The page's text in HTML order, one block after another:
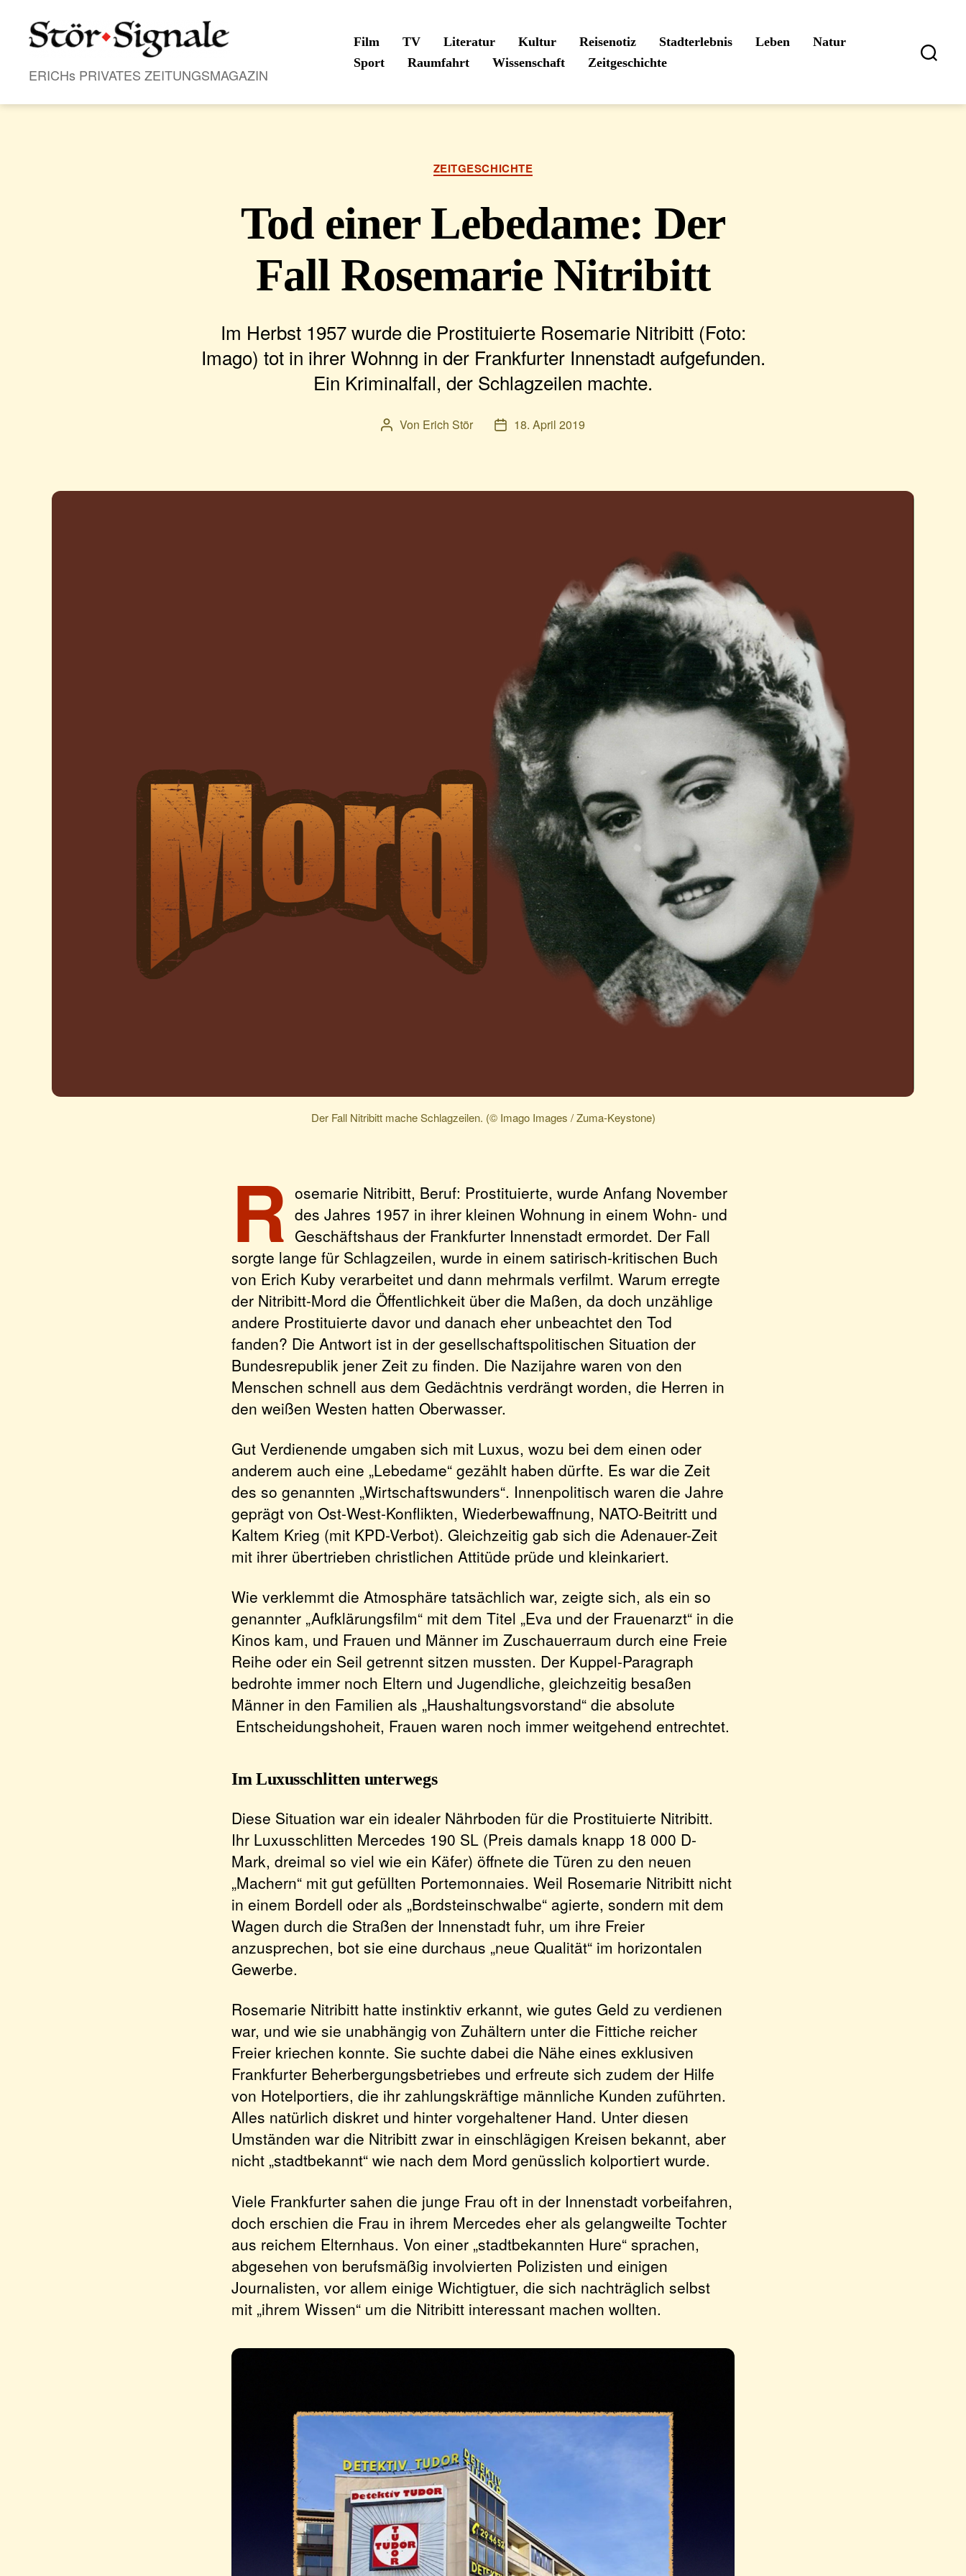
ERICHs PRIVATES ZEITUNGSMAGAZIN
Film TV Literatur Kultur Reisenotiz Stadterlebnis Leben
Natur
Sport
Raumfahrt Wissenschaft Zeitgeschichte
Kategorien
ZEITGESCHICHTE
Tod einer Lebedame: Der
Fall Rosemarie Nitribitt
Im Herbst 1957 wurde die Prostituierte Rosemarie Nitribitt (Foto:
Imago) tot in ihrer Wohnng in der Frankfurter Innenstadt aufgefunden.
Ein Kriminalfall, der Schlagzeilen machte.
Beitragsautor
Von Erich Stör Veröffentlichungsdatum
18. April 2019
Der Fall Nitribitt mache Schlagzeilen. (© Imago Images / Zuma-Keystone)
R osemarie Nitribitt, Beruf: Prostituierte, wurde Anfang November
des Jahres 1957 in ihrer kleinen Wohnung in einem Wohn- und
Geschäftshaus der Frankfurter Innenstadt ermordet. Der Fall
sorgte lange für Schlagzeilen, wurde in einem satirisch-kritischen Buch
von Erich Kuby verarbeitet und dann mehrmals verfilmt. Warum erregte
der Nitribitt-Mord die Öffentlichkeit über die Maßen, da doch unzählige
andere Prostituierte davor und danach eher unbeachtet den Tod
fanden? Die Antwort ist in der gesellschaftspolitischen Situation der
Bundesrepublik jener Zeit zu finden. Die Nazijahre waren von den
Menschen schnell aus dem Gedächtnis verdrängt worden, die Herren in
den weißen Westen hatten Oberwasser.
Gut Verdienende umgaben sich mit Luxus, wozu bei dem einen oder
anderem auch eine „Lebedame“ gezählt haben dürfte. Es war die Zeit
des so genannten „Wirtschaftswunders“. Innenpolitisch waren die Jahre
geprägt von Ost-West-Konflikten, Wiederbewaffnung, NATO-Beitritt und
Kaltem Krieg (mit KPD-Verbot). Gleichzeitig gab sich die Adenauer-Zeit
mit ihrer übertrieben christlichen Attitüde prüde und kleinkariert.
Wie verklemmt die Atmosphäre tatsächlich war, zeigte sich, als ein so
genannter „Aufklärungsfilm“ mit dem Titel „Eva und der Frauenarzt“ in die
Kinos kam, und Frauen und Männer im Zuschauerraum durch eine Freie
Reihe oder ein Seil getrennt sitzen mussten. Der Kuppel-Paragraph
bedrohte immer noch Eltern und Jugendliche, gleichzeitig besaßen
Männer in den Familien als „Haushaltungsvorstand“ die absolute
Entscheidungshoheit, Frauen waren noch immer weitgehend entrechtet.
Im Luxusschlitten unterwegs
Diese Situation war ein idealer Nährboden für die Prostituierte Nitribitt.
Ihr Luxusschlitten Mercedes 190 SL (Preis damals knapp 18 000 D-
Mark, dreimal so viel wie ein Käfer) öffnete die Türen zu den neuen
„Machern“ mit gut gefüllten Portemonnaies. Weil Rosemarie Nitribitt nicht
in einem Bordell oder als „Bordsteinschwalbe“ agierte, sondern mit dem
Wagen durch die Straßen der Innenstadt fuhr, um ihre Freier
anzusprechen, bot sie eine durchaus „neue Qualität“ im horizontalen
Gewerbe.
Rosemarie Nitribitt hatte instinktiv erkannt, wie gutes Geld zu verdienen
war, und wie sie unabhängig von Zuhältern unter die Fittiche reicher
Freier kriechen konnte. Sie suchte dabei die Nähe eines exklusiven
Frankfurter Beherbergungsbetriebes und erfreute sich zudem der Hilfe
von Hotelportiers, die ihr zahlungskräftige männliche Kunden zuführten.
Alles natürlich diskret und hinter vorgehaltener Hand. Unter diesen
Umständen war die Nitribitt zwar in einschlägigen Kreisen bekannt, aber
nicht „stadtbekannt“ wie nach dem Mord genüsslich kolportiert wurde.
Viele Frankfurter sahen die junge Frau oft in der Innenstadt vorbeifahren,
doch erschien die Frau in ihrem Mercedes eher als gelangweilte Tochter
aus reichem Elternhaus. Von einer „stadtbekannten Hure“ sprachen,
abgesehen von berufsmäßig involvierten Polizisten und einigen
Journalisten, vor allem einige Wichtigtuer, die sich nachträglich selbst
mit „ihrem Wissen“ um die Nitribitt interessant machen wollten.